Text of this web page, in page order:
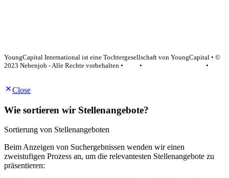
YoungCapital International ist eine Tochtergesellschaft von YoungCapital • ©
2023 Nebenjob - Alle Rechte vorbehalten •
•
•
Close
Wie sortieren wir Stellenangebote?
Sortierung von Stellenangeboten
Beim Anzeigen von Suchergebnissen wenden wir einen
zweistufigen Prozess an, um die relevantesten Stellenangebote zu
präsentieren: